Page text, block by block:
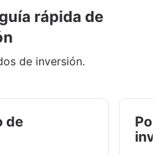
rápida de
de inversión.
de
Por